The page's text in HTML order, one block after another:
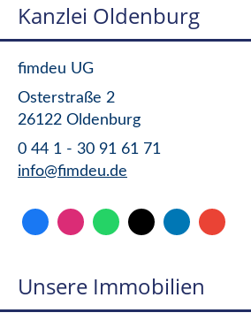
Kanzlei Oldenburg
fimdeu UG
Osterstraße 2
26122 Oldenburg
0 44 1 - 30 91 61 71
info@fimdeu.de
Unsere Immobilien